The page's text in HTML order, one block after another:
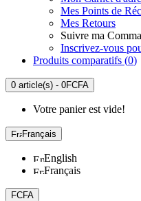
Mes Points de
Mes Retours
Suivre ma
Inscrivez-vous
Produits comparatifs (0)
0 article(s) - 0FCFA
Votre panier est vide!
Français
English
Français
FCFA